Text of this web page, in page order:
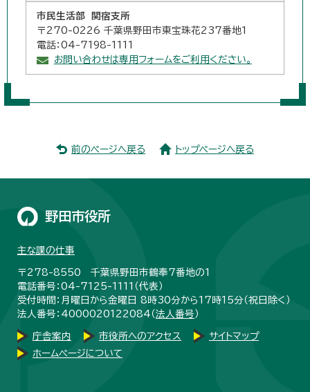
市民生活部 関宿支所
〒270-0226 千葉県野田市東宝珠花237番地1
電話：04-7198-1111
お問い合わせは専用フォームをご利用ください。
前のページへ戻る トップページへ戻る
野田市役所
主な課の仕事
〒278-8550 千葉県野田市鶴奉7番地の1
電話番号：04-7125-1111（代表）
受付時間：月曜日から金曜日 8時30分から17時15分（祝日除く）
法人番号：4000020122084（法人番号 ）
庁舎案内 市役所へのアクセス
サイトマップ
ホームページについて